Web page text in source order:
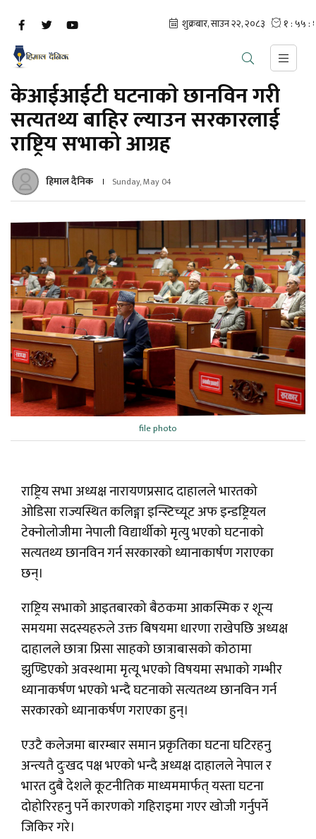
केआईआईटी घटनाकाे छानविन गरी
सत्यतथ्य बाहिर ल्याउन सरकारलाई
राष्ट्रिय सभाको आग्रह
हिमाल दैनिक Sunday, May 04
file photo
राष्ट्रिय सभा अध्यक्ष नारायणप्रसाद दाहालले भारतको
ओडिसा राज्यस्थित कलिङ्गा इन्स्टिच्यूट अफ इन्डष्ट्रियल
टेक्नोलोजीमा नेपाली विद्यार्थीको मृत्यु भएको घटनाको
सत्यतथ्य छानविन गर्न सरकारको ध्यानाकार्षण गराएका
छन्।
राष्ट्रिय सभाको आइतबारको बैठकमा आकस्मिक र शून्य
समयमा सदस्यहरुले उक्त बिषयमा धारणा राखेपछि अध्यक्ष
दाहालले छात्रा प्रिसा साहको छात्राबासको कोठामा
झुण्डिएको अवस्थामा मृत्यू भएको विषयमा सभाको गम्भीर
ध्यानाकर्षण भएको भन्दै घटनाको सत्यतथ्य छानविन गर्न
सरकारको ध्यानाकर्षण गराएका हुन्।
एउटै कलेजमा बारम्बार समान प्रकृतिका घटना घटिरहनु
अन्त्यतै दुःखद पक्ष भएको भन्दै अध्यक्ष दाहालले नेपाल र
भारत दुबै देशले कूटनीतिक माध्यममार्फत् यस्ता घटना
दोहोरिरहनु पर्ने कारणको गहिराइमा गएर खोजी गर्नुपर्ने
जिकिर गरे।